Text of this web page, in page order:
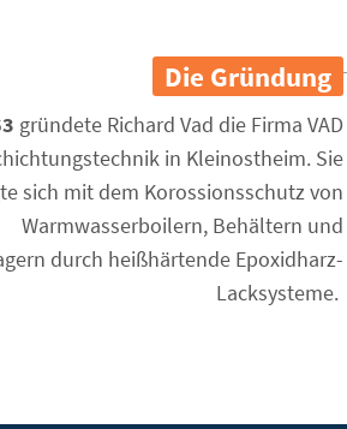
Die Gründung
gründete Richard Vad die Firma VAD
in Kleinostheim. Sie
sich mit dem Korossionsschutz von
Warmwasserboilern, Behältern und
durch heißhärtende Epoxidharz-
Lacksysteme.